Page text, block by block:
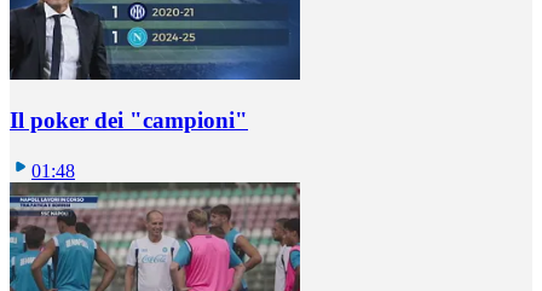
Il poker dei "campioni"
01:48